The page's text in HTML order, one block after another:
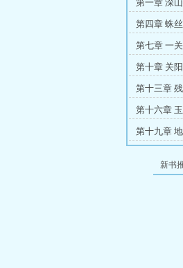
第一章 深
第四章 蛛
第七章 一
第十章 关
第十三章
第十六章
第十九章
新书
命！